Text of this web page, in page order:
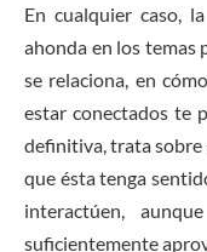
En cualquier caso,
ahonda en los temas
se relaciona, en
estar conectados te
definitiva, trata sobre
que ésta tenga
interactúen,
suficientemente